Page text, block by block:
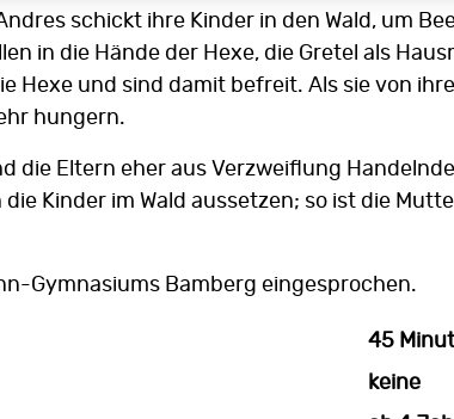
schickt ihre Kinder in den Wald, um
in die Hände der Hexe, die Gretel als
Hexe und sind damit befreit. Als sie von
hungern.
die Eltern eher aus Verzweiflung
Kinder im Wald aussetzen; so ist die
Gymnasiums Bamberg eingesprochen.
45
keine